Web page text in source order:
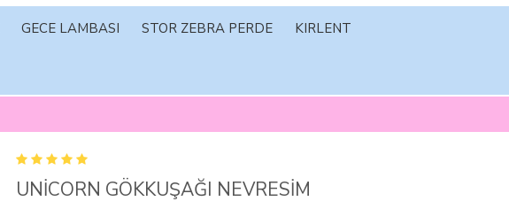
GECE LAMBASI STOR ZEBRA PERDE KIRLENT
UNİCORN GÖKKUŞAĞI NEVRESİM